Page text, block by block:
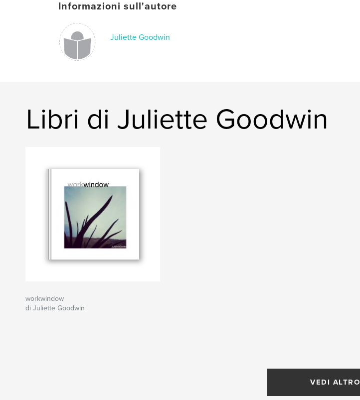
Informazioni sull'autore
Juliette Goodwin
Libri di Juliette Goodwin
workwindow
di Juliette Goodwin
VEDI ALTRO